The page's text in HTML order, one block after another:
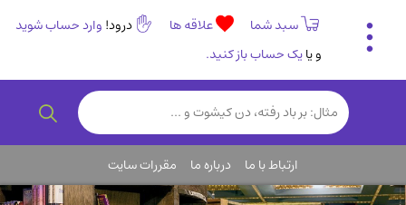
سبد شما علاقه ها درود! وارد حساب شوید
و یایک حساب باز کنید.
تاریخی و فرهنگی
(838)
رمان و داستان ایرانی(307)
روانشناسی(357)
ارتباط با ما درباره ما مقررات سایت